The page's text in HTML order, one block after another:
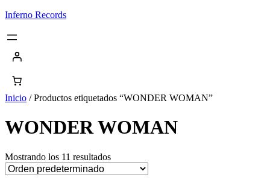
Saltar
contenido
Inferno Records
Inicio / Productos etiquetados “WONDER WOMAN”
WONDER WOMAN
Mostrando los 11 resultados